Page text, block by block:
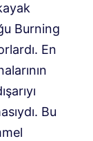
Burning
En
Bu